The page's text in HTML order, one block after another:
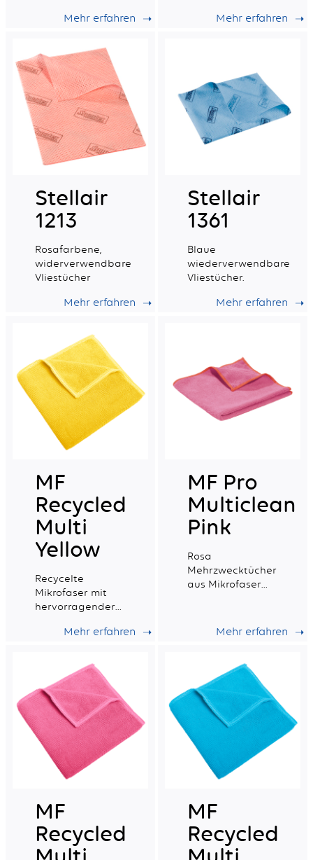
Mehr erfahren Mehr erfahren
Stellair
1213
Rosafarbene,
widerverwendbare
Vliestücher
Mehr erfahren
Stellair
1361
Blaue
wiederverwendbare
Vliestücher.
Mehr erfahren
MF
Recycled
Multi
Yellow
Recycelte
Mikrofaser mit
hervorragender
ideal für die
professionelle
Reinigung.
Mehr erfahren
MF Pro
Multiclean
Pink
Rosa
Mehrzwecktücher
aus Mikrofaser
Mehr erfahren
MF
Recycled
MF
Recycled